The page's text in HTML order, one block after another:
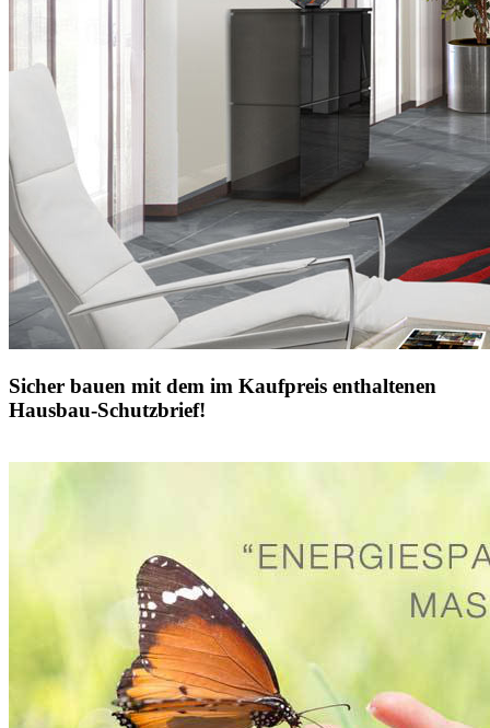
Sicher bauen mit dem im Kaufpreis enthaltenen
Hausbau-Schutzbrief!